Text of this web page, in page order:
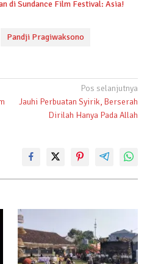
di Sundance Film Festival: Asia!
Pandji Pragiwaksono
Pos selanjutnya
Jauhi Perbuatan Syirik, Berserah
Dirilah Hanya Pada Allah